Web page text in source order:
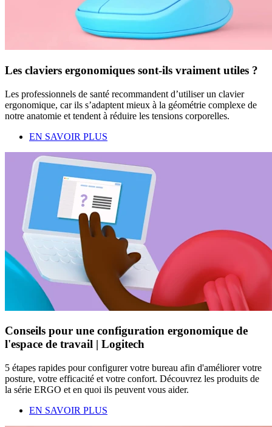
Les claviers ergonomiques sont-ils vraiment utiles ?
Les professionnels de santé recommandent d’utiliser un clavier
ergonomique, car ils s’adaptent mieux à la géométrie complexe de
notre anatomie et tendent à réduire les tensions corporelles.
EN SAVOIR PLUS
Conseils pour une configuration ergonomique de
l'espace de travail | Logitech
5 étapes rapides pour configurer votre bureau afin d'améliorer votre
posture, votre efficacité et votre confort. Découvrez les produits de
la série ERGO et en quoi ils peuvent vous aider.
EN SAVOIR PLUS